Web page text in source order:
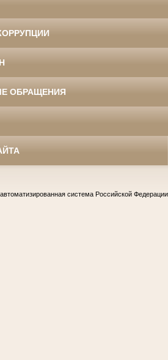
ОБРАЩЕНИЯ
система Российской